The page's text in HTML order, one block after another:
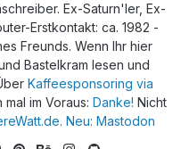
Ex-Saturn'ler, Ex-
Erstkontakt: ca. 1982 -
Freunds. Wenn Ihr hier
Bastelkram lesen und
Kaffeesponsoring via
im Voraus: Danke! Nicht
Neu: Mastodon